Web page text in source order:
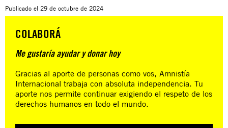
Publicado el 29 de octubre de 2024
COLABORÁ
Me gustaría ayudar y donar hoy
Gracias al aporte de personas como vos, Amnistía
Internacional trabaja con absoluta independencia. Tu
aporte nos permite continuar exigiendo el respeto de los
derechos humanos en todo el mundo.